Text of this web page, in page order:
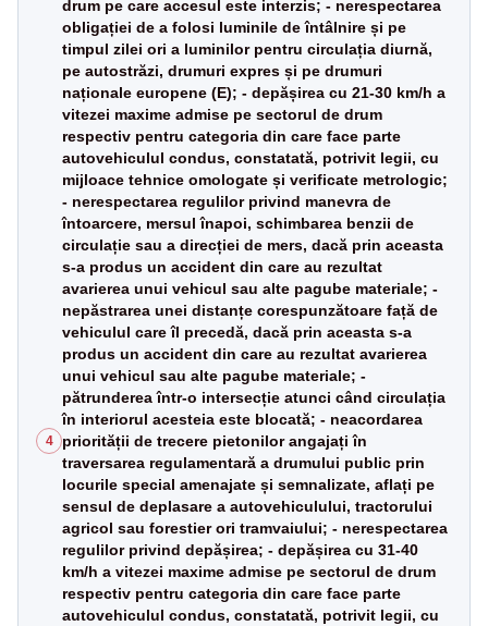
4
drum pe care accesul este interzis; - nerespectarea
obligației de a folosi luminile de întâlnire și pe
timpul zilei ori a luminilor pentru circulația diurnă,
pe autostrăzi, drumuri expres și pe drumuri
naționale europene (E); - depășirea cu 21-30 km/h a
vitezei maxime admise pe sectorul de drum
respectiv pentru categoria din care face parte
autovehiculul condus, constatată, potrivit legii, cu
mijloace tehnice omologate și verificate metrologic;
- nerespectarea regulilor privind manevra de
întoarcere, mersul înapoi, schimbarea benzii de
circulație sau a direcției de mers, dacă prin aceasta
s-a produs un accident din care au rezultat
avarierea unui vehicul sau alte pagube materiale; -
nepăstrarea unei distanțe corespunzătoare față de
vehiculul care îl precedă, dacă prin aceasta s-a
produs un accident din care au rezultat avarierea
unui vehicul sau alte pagube materiale; -
pătrunderea într-o intersecție atunci când circulația
în interiorul acesteia este blocată; - neacordarea
priorității de trecere pietonilor angajați în
traversarea regulamentară a drumului public prin
locurile special amenajate și semnalizate, aflați pe
sensul de deplasare a autovehiculului, tractorului
agricol sau forestier ori tramvaiului; - nerespectarea
regulilor privind depășirea; - depășirea cu 31-40
km/h a vitezei maxime admise pe sectorul de drum
respectiv pentru categoria din care face parte
autovehiculul condus, constatată, potrivit legii, cu